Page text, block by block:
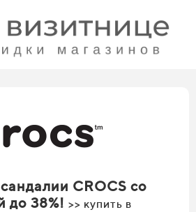
CROCS со
до 38%! >> купить в